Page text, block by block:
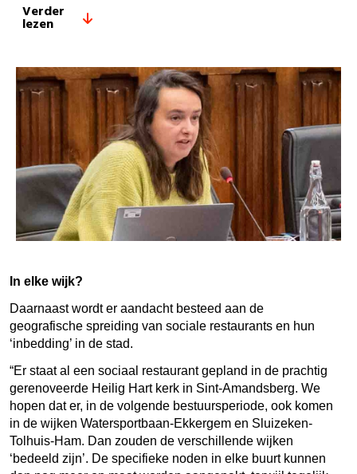
Verder
lezen
In elke wijk?
Daarnaast wordt er aandacht besteed aan de
geografische spreiding van sociale restaurants en hun
‘inbedding’ in de stad.
“Er staat al een sociaal restaurant gepland in de prachtig
gerenoveerde Heilig Hart kerk in Sint-Amandsberg. We
hopen dat er, in de volgende bestuursperiode, ook komen
in de wijken Watersportbaan-Ekkergem en Sluizeken-
Tolhuis-Ham. Dan zouden de verschillende wijken
‘bedeeld zijn’. De specifieke noden in elke buurt kunnen